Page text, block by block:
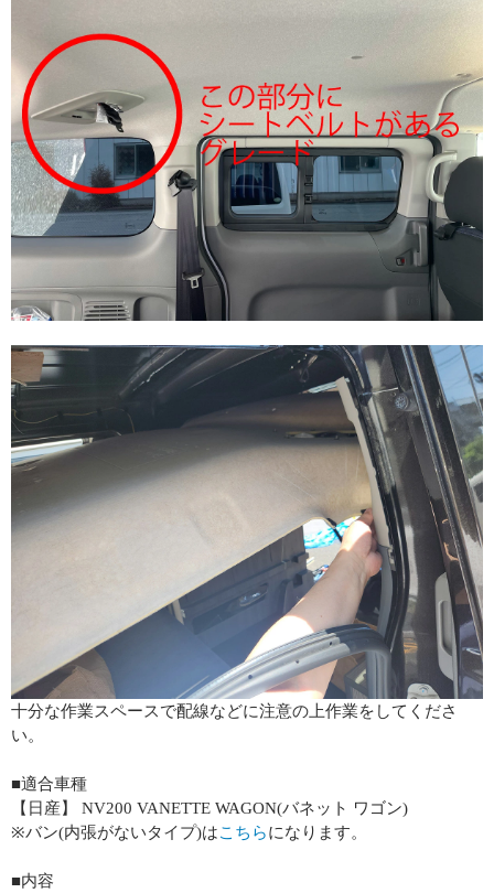
十分な作業スペースで配線などに注意の上作業をしてくださ
い。
■適合車種
【日産】 NV200 VANETTE WAGON(バネット ワゴン)
※バン(内張がないタイプ)はこちらになります。
■内容